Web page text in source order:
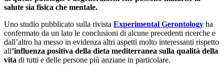
salute sia fisica che mentale.
Uno studio pubblicato sulla rivista Experimental Gerontology ha
confermato da un lato le conclusioni di alcune precedenti ricerche e
dall’altro ha messo in evidenza altri aspetti molto interessanti rispetto
all’influenza positiva della dieta mediterranea sulla qualità della
vita di tutti e delle persone più anziane in particolare.